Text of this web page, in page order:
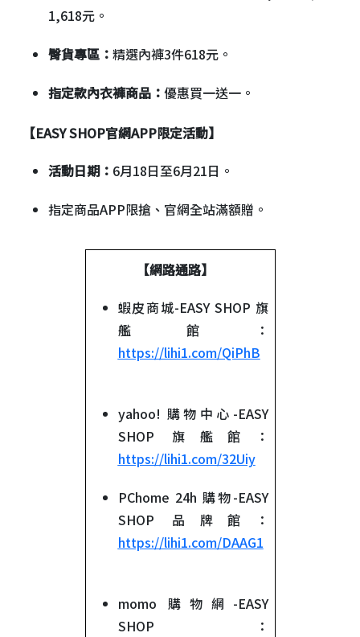
1,618元。
臀貨專區： 精選內褲3件618元。
指定款內衣褲商品： 優惠買一送一。
【EASY SHOP官網APP限定活動】
活動日期： 6月18日至6月21日。
指定商品APP限搶、官網全站滿額贈。
【網路通路】
蝦皮商城-EASY SHOP 旗
艦館：
https://lihi1.com/QiPhB
yahoo! 購物中心-EASY
SHOP 旗艦館：
https://lihi1.com/32Uiy
PChome 24h 購物-EASY
SHOP 品牌館：
https://lihi1.com/DAAG1
momo 購物網-EASY
SHOP：